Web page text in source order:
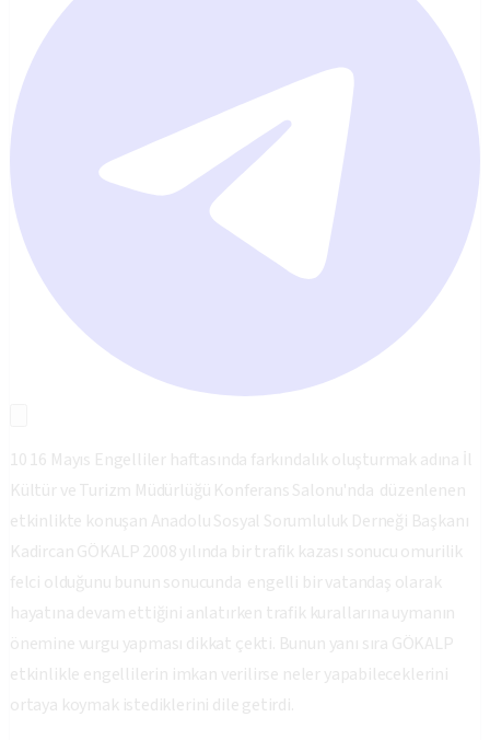
10 16 Mayıs Engelliler haftasında farkındalık oluşturmak adına İl
Kültür ve Turizm Müdürlüğü Konferans Salonu'nda düzenlenen
etkinlikte konuşan Anadolu Sosyal Sorumluluk Derneği Başkanı
Kadircan GÖKALP 2008 yılında bir trafik kazası sonucu omurilik
felci olduğunu bunun sonucunda engelli bir vatandaş olarak
hayatına devam ettiğini anlatırken trafik kurallarına uymanın
önemine vurgu yapması dikkat çekti. Bunun yanı sıra GÖKALP
etkinlikle engellilerin imkan verilirse neler yapabileceklerini
ortaya koymak istediklerini dile getirdi.